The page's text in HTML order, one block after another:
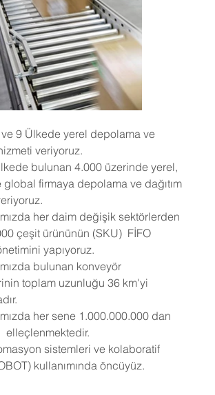
ve 9 Ülkede yerel depolama ve
veriyoruz.
bulunan 4.000 üzerinde yerel,
global firmaya depolama ve dağıtım
her daim değişik sektörlerden
çeşit ürününün (SKU)  FİFO
yapıyoruz.
bulunan konveyör
toplam uzunluğu 36 km'yi
her sene 1.000.000.000 dan
elleçlenmektedir.
sistemleri ve kolaboratif
kullanımında öncüyüz.